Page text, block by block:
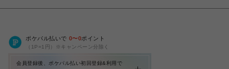
ポケパル払いで 0〜0ポイント
（1P=1円）※キャンペーン分除く
会員登録後、ポケパル払い初回登録&利用で